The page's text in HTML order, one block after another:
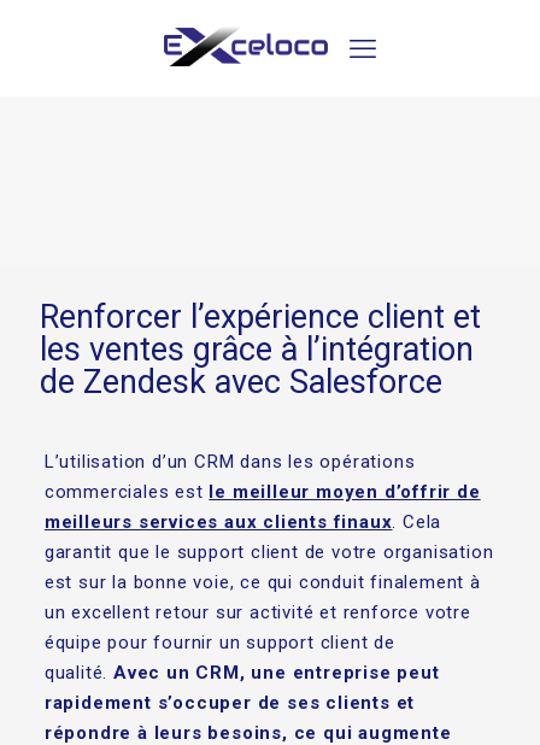
Renforcer l’expérience client et
les ventes grâce à l’intégration
de Zendesk avec Salesforce
L’utilisation d’un CRM dans les opérations
commerciales est le meilleur moyen d’offrir de
meilleurs services aux clients finaux. Cela
garantit que le support client de votre organisation
est sur la bonne voie, ce qui conduit finalement à
un excellent retour sur activité et renforce votre
équipe pour fournir un support client de
qualité.Avec un CRM, une entreprise peut
rapidement s’occuper de ses clients et
répondre à leurs besoins, ce qui augmente